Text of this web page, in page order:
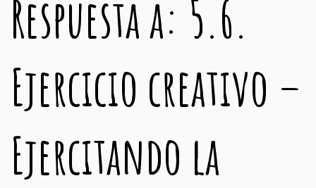
Respuesta a: 5.6.
Ejercicio creativo –
Ejercitando la